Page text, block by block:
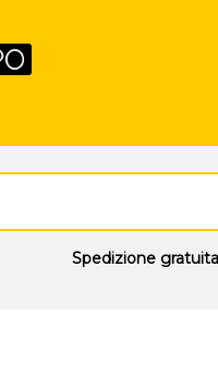
Spedizione gratuita